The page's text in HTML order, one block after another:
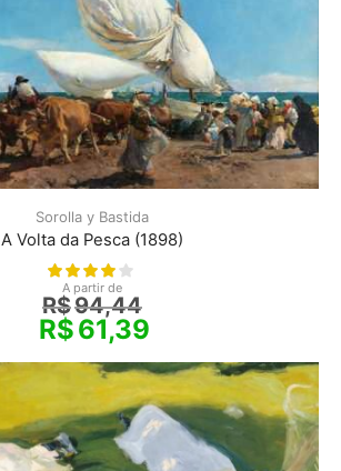
Sorolla y Bastida
A Volta da Pesca (1898)
A partir de
R$94,44
R$61,39